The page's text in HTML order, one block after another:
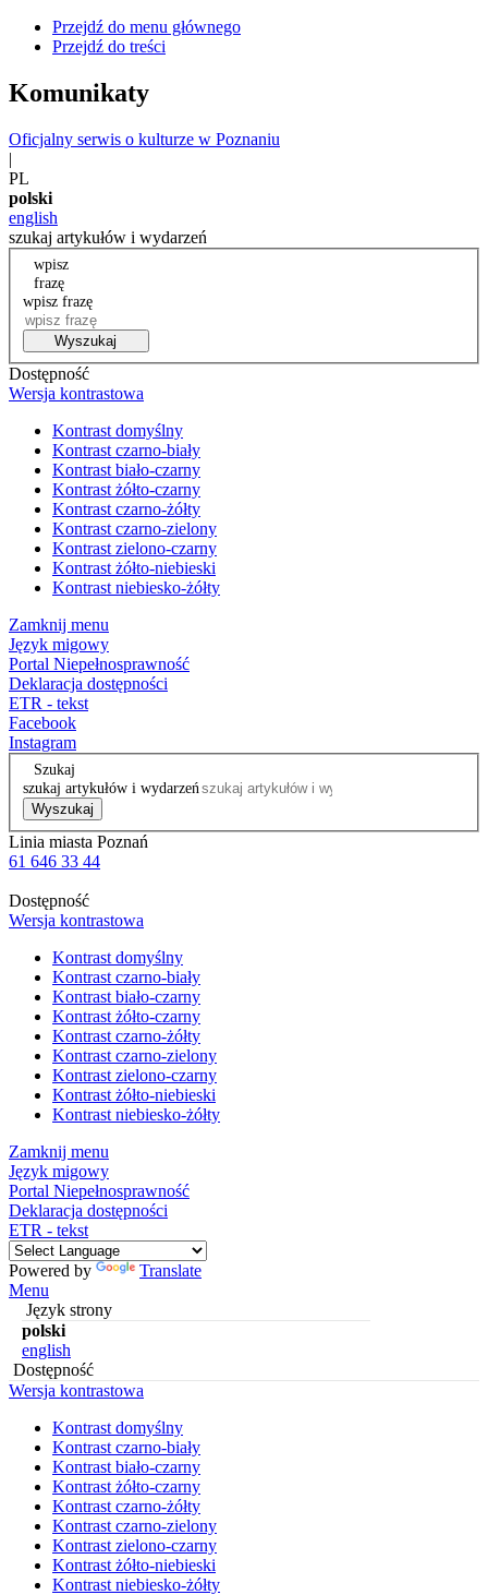
Przejdź do menu głównego
Przejdź do treści
Komunikaty
Oficjalny serwis o kulturze w Poznaniu
|
PL
polski
english
szukaj artykułów i wydarzeń
wpisz
frazę
wpisz frazę
Wyszukaj
Dostępność
Wersja kontrastowa
Kontrast domyślny
Kontrast czarno-biały
Kontrast biało-czarny
Kontrast żółto-czarny
Kontrast czarno-żółty
Kontrast czarno-zielony
Kontrast zielono-czarny
Kontrast żółto-niebieski
Kontrast niebiesko-żółty
Zamknij menu
Język migowy
Portal Niepełnosprawność
Deklaracja dostępności
ETR - tekst
Facebook
Instagram
Szukaj
szukaj artykułów i wydarzeń
Wyszukaj
Linia miasta Poznań
61 646 33 44
Dostępność
Wersja kontrastowa
Kontrast domyślny
Kontrast czarno-biały
Kontrast biało-czarny
Kontrast żółto-czarny
Kontrast czarno-żółty
Kontrast czarno-zielony
Kontrast zielono-czarny
Kontrast żółto-niebieski
Kontrast niebiesko-żółty
Zamknij menu
Język migowy
Portal Niepełnosprawność
Deklaracja dostępności
ETR - tekst
Powered by
Translate
Menu
Język strony
polski
english
Dostępność
Wersja kontrastowa
Kontrast domyślny
Kontrast czarno-biały
Kontrast biało-czarny
Kontrast żółto-czarny
Kontrast czarno-żółty
Kontrast czarno-zielony
Kontrast zielono-czarny
Kontrast żółto-niebieski
Kontrast niebiesko-żółty